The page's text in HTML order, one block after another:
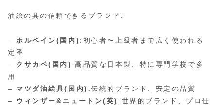
油絵の具の信頼できるブランド:
–ホルベイン(国内) :初心者〜上級者まで広く使われる
定番
– クサカベ(国内) :高品質な日本製、特に専門学校で多
用
– マツダ油絵具(国内) :伝統的ブランド、安定の品質
– ウィンザー&ニュートン(英) :世界的ブランド、プロ仕